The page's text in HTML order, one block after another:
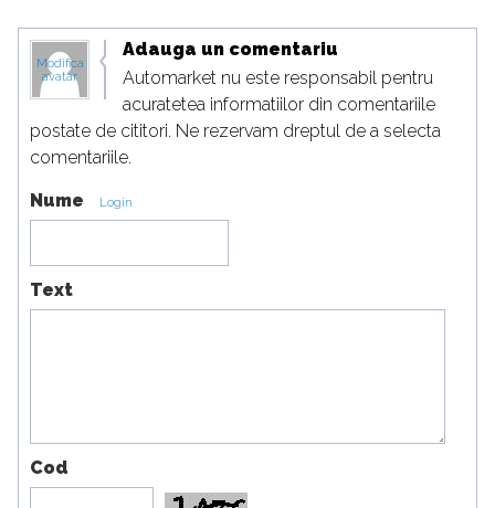
Modifica
avatar
Adauga un comentariu
Automarket nu este responsabil pentru
acuratetea informatiilor din comentariile
postate de cititori. Ne rezervam dreptul de a selecta
comentariile.
Nume Login
Text
Cod